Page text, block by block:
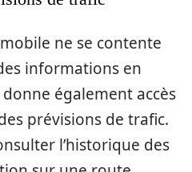
ne se contente
informations en
également accès
prévisions de trafic.
l’historique des